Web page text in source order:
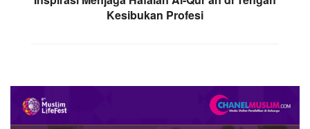
Kesibukan Profesi